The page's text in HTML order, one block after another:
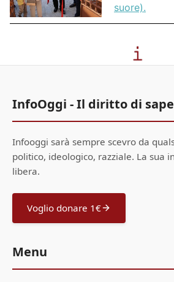
suore).
InfoOggi - Il diritto di
Infooggi sarà sempre scevro da
politico, ideologico, razziale. La sua
libera.
Voglio donare 1€
Menu